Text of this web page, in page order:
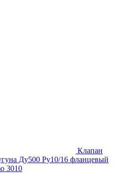
Клапан
Ду500 Ру10/16 фланцевый
3010